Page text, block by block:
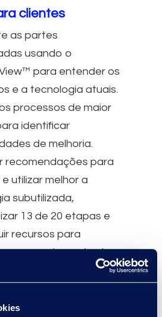
clientes
as partes
usando o
para entender os
e a tecnologia atuais.
processos de maior
identificar
de melhoria.
recomendações para
utilizar melhor a
subutilizada,
13 de 20 etapas e
recursos para
o gerenciamento de
e as operações de PI.